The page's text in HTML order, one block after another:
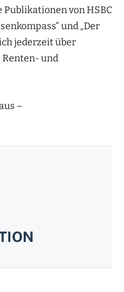
von HSBC
und „Der
jederzeit über
und
–